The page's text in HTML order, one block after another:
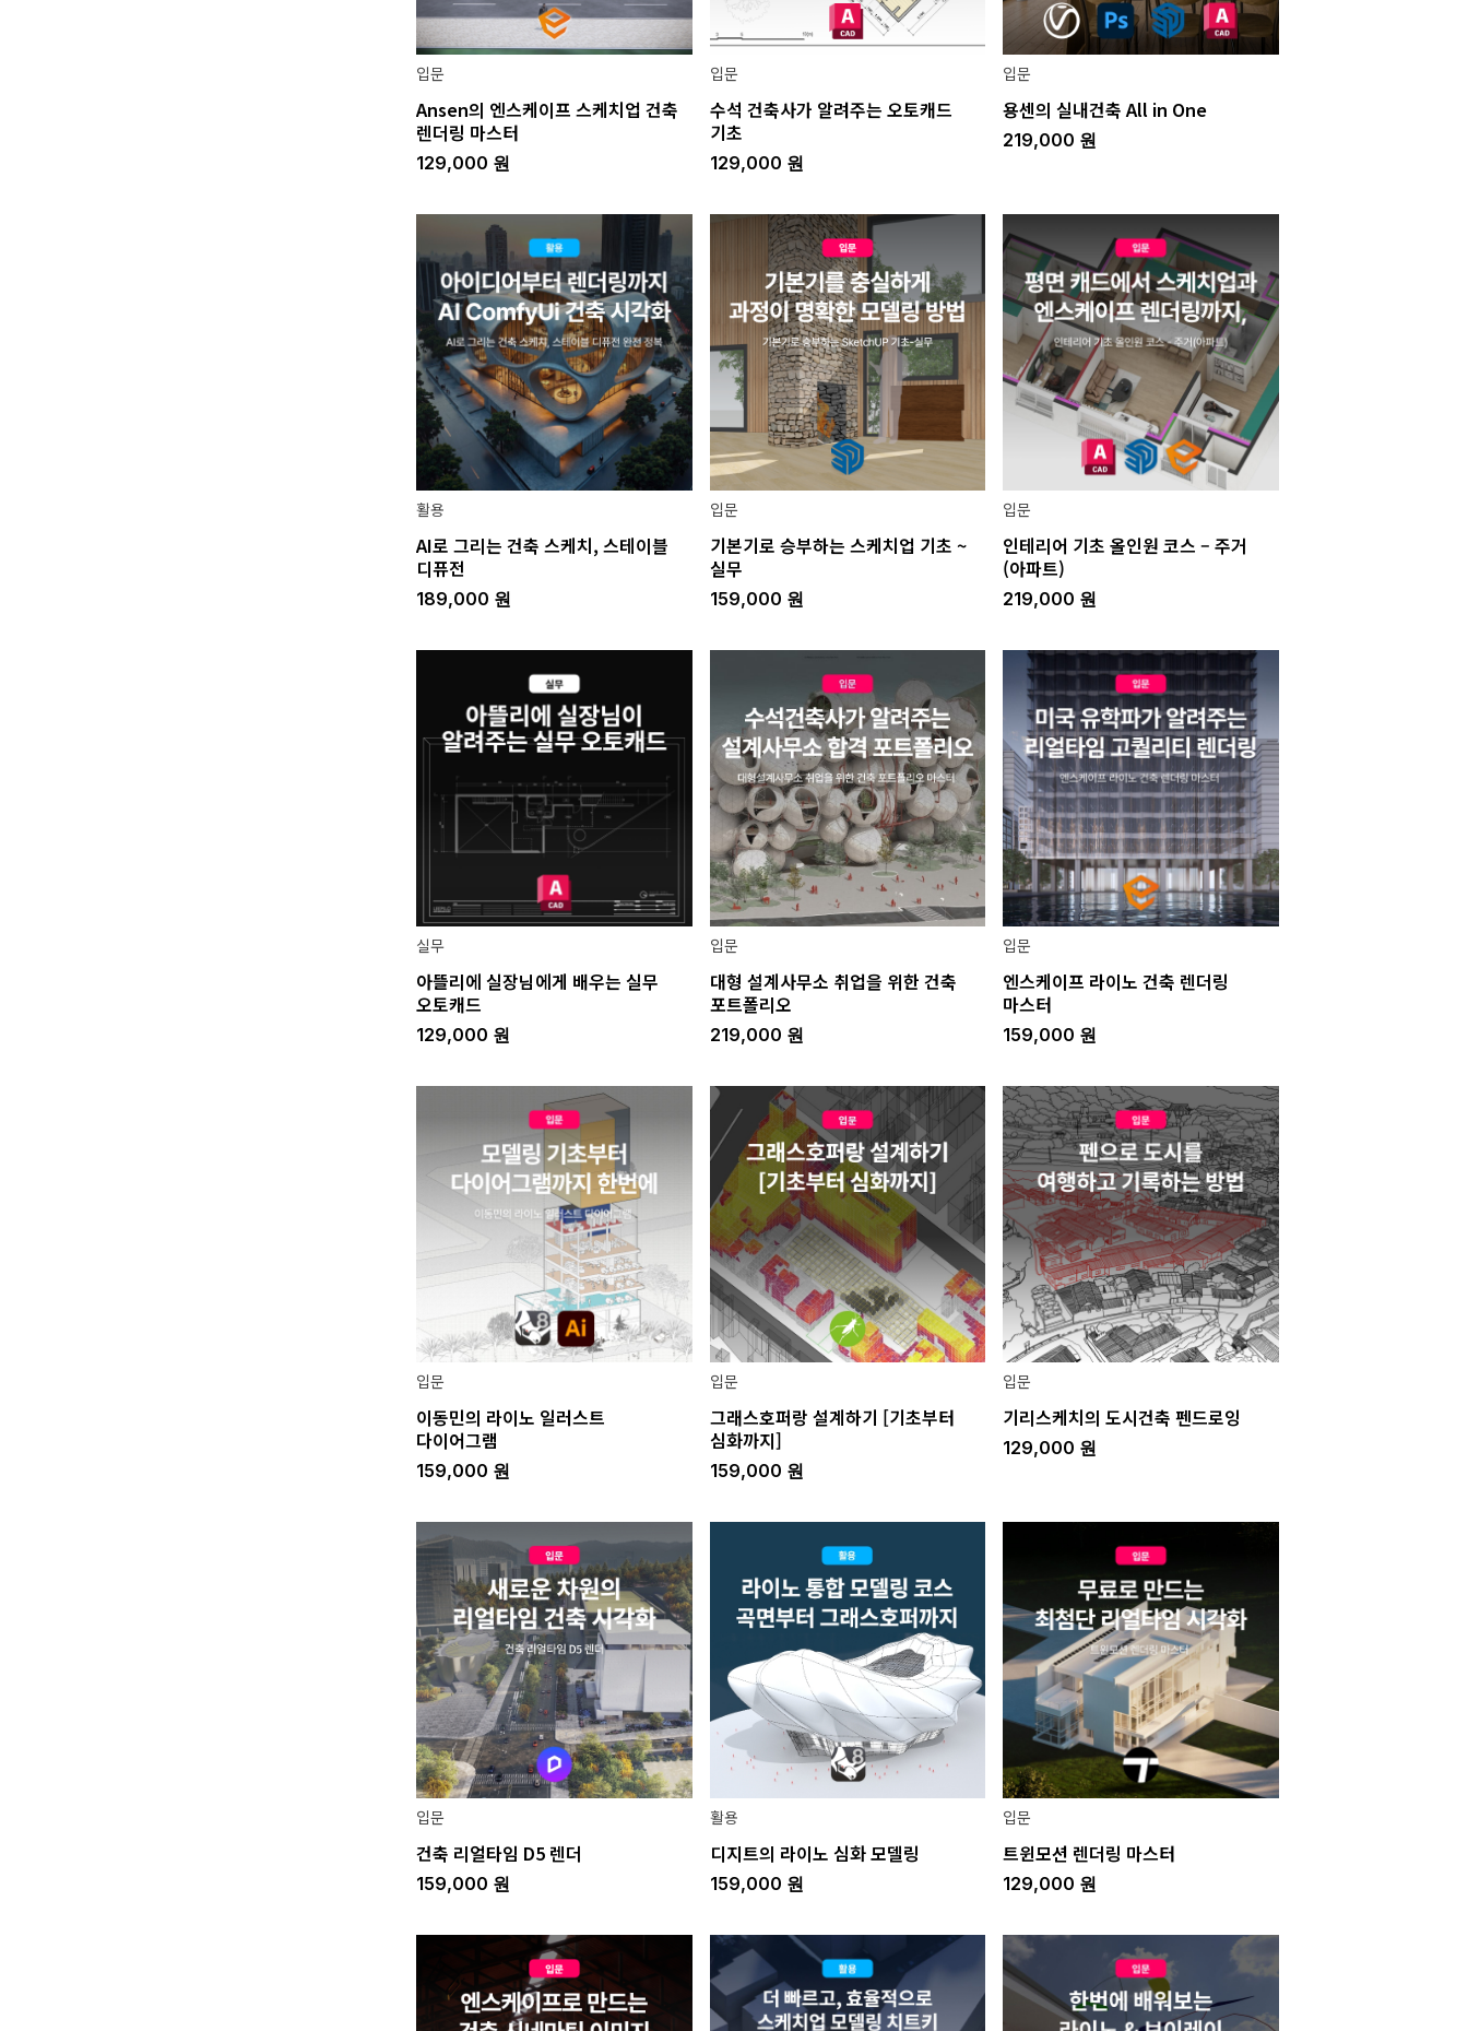
입문
Ansen의 엔스케이프 스케치업 건축
렌더링 마스터
129,000 원
입문
수석 건축사가 알려주는 오토캐드
기초
129,000 원
입문
용센의 실내건축 All in One
219,000 원
활용
AI로 그리는 건축 스케치, 스테이블
디퓨전
189,000 원
입문
기본기로 승부하는 스케치업 기초 ~
실무
159,000 원
입문
인테리어 기초 올인원 코스 – 주거
(아파트)
219,000 원
실무
아뜰리에 실장님에게 배우는 실무
오토캐드
129,000 원
입문
대형 설계사무소 취업을 위한 건축
포트폴리오
219,000 원
입문
엔스케이프 라이노 건축 렌더링
마스터
159,000 원
입문
이동민의 라이노 일러스트
다이어그램
159,000 원
입문
그래스호퍼랑 설계하기 [기초부터
심화까지]
159,000 원
입문
기리스케치의 도시건축 펜드로잉
129,000 원
입문
건축 리얼타임 D5 렌더
159,000 원
활용
디지트의 라이노 심화 모델링
159,000 원
입문
트윈모션 렌더링 마스터
129,000 원